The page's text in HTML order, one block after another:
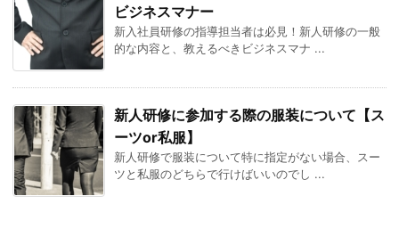
ビジネスマナー
新入社員研修の指導担当者は必見！新人研修の一般
的な内容と、教えるべきビジネスマナ ...
新人研修に参加する際の服装について【ス
ーツor私服】
新人研修で服装について特に指定がない場合、スー
ツと私服のどちらで行けばいいのでし ...